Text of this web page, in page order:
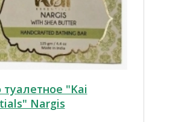
"Kai
Nargis